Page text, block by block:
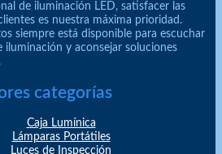
de iluminación LED, satisfacer las
es nuestra máxima prioridad.
siempre está disponible para escuchar
iluminación y aconsejar soluciones
categorías
Caja Lumínica
Lámparas Portátiles
Luces de Inspección